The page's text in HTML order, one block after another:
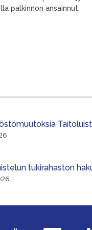
palkinnon ansainnut.
tukirahaston